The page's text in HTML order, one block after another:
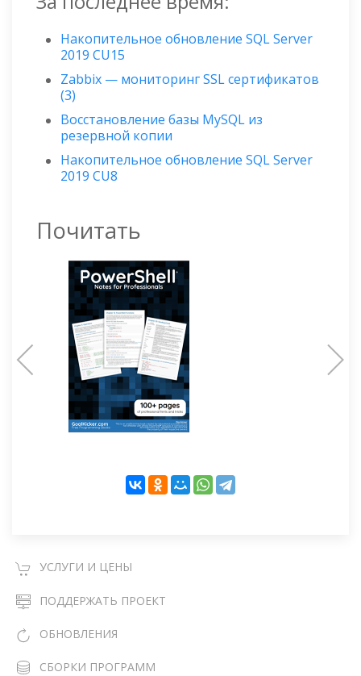
Накопительное обновление SQL Server
2019 CU15
Zabbix — мониторинг SSL сертификатов
(3)
Восстановление базы MySQL из
резервной копии
Накопительное обновление SQL Server
2019 CU8
Почитать
УСЛУГИ И ЦЕНЫ
ПОДДЕРЖАТЬ ПРОЕКТ
ОБНОВЛЕНИЯ
СБОРКИ ПРОГРАММ